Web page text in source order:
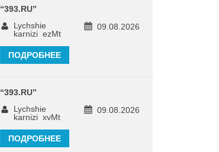
“393.RU”
09.08.2026
Lychshie
karnizi_ezMt
ПОДРОБНЕЕ
“393.RU”
09.08.2026
Lychshie
karnizi_xvMt
ПОДРОБНЕЕ